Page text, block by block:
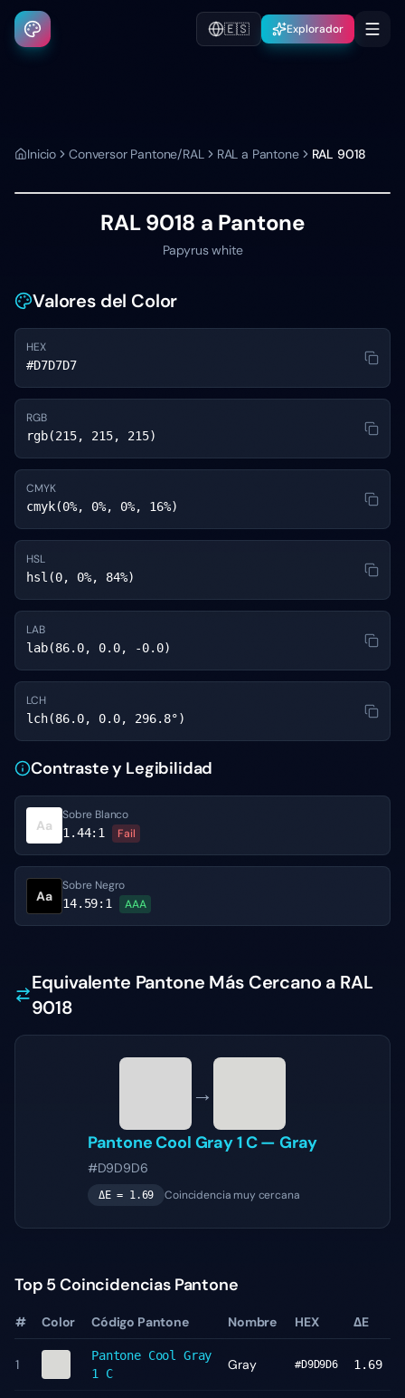
🇪🇸 Explorador
Inicio Conversor Pantone/RAL RAL a Pantone RAL 9018
RAL 9018 a Pantone
Papyrus white
Valores del Color
HEX
#D7D7D7
RGB
rgb(215, 215, 215)
CMYK
cmyk(0%, 0%, 0%, 16%)
HSL
hsl(0, 0%, 84%)
LAB
lab(86.0, 0.0, -0.0)
LCH
lch(86.0, 0.0, 296.8°)
Contraste y Legibilidad
Aa
Sobre Blanco
1.44:1 Fail
Aa
Sobre Negro
14.59:1 AAA
Equivalente Pantone Más Cercano a RAL
9018
→
PantoneCool Gray 1 C— Gray
#D9D9D6
ΔE = 1.69 Coincidencia muy cercana
Top 5 Coincidencias Pantone
# Color Código Pantone Nombre HEX ΔE
1
Pantone Cool Gray
1 C
Gray #D9D9D6 1.69